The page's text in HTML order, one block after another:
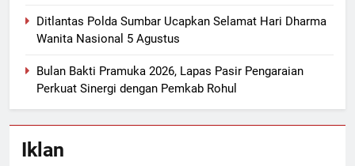
Ditlantas Polda Sumbar Ucapkan Selamat Hari Dharma
Wanita Nasional 5 Agustus
Bulan Bakti Pramuka 2026, Lapas Pasir Pengaraian
Perkuat Sinergi dengan Pemkab Rohul
Iklan